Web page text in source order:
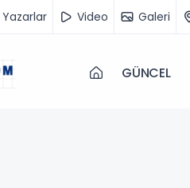
Yazarlar Video Galeri
GÜNCEL